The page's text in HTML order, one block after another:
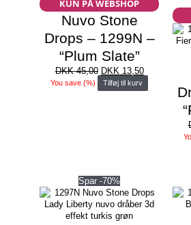
KUN PÅ WEBSHOP
Nuvo Stone
Drops – 1299N –
“Plum Slate”
DKK45,00 Den
oprindelige
pris
DKK13,50Den
pris
DKK 13,50.
You save(%) Tilføj til kurv
Spar -70%